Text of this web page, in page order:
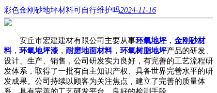
彩色金刚砂地坪材料可自行维护吗2024-11-16
安丘市宏建建材有限公司主要从事环氧地坪， 金刚砂材
料， 环氧地坪漆 ， 耐磨地面材料， 环氧树脂地坪产品的研发、
设计、生产、销售，公司研发实力良好，有完善的工艺流程研
发体系，取得了一批有自主知识产权、具备世界完善水平的研
发成果。公司持续以顾客为关注焦点，建立了完善的质量体
系，具有完善的工艺研发平台，良好的检测手段。